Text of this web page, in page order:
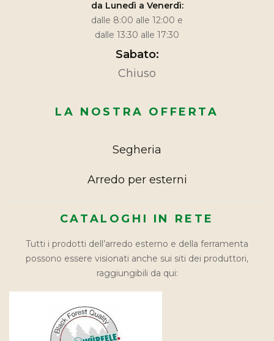
da Lunedì a Venerdì:
dalle 8:00 alle 12:00 e
dalle 13:30 alle 17:30
Sabato:
Chiuso
LA NOSTRA OFFERTA
Segheria
Arredo per esterni
CATALOGHI IN RETE
Tutti i prodotti dell’arredo esterno e della ferramenta
possono essere visionati anche sui siti dei produttori,
raggiungibili da qui: